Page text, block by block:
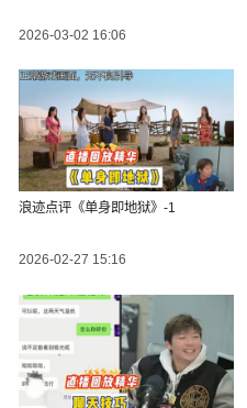
2026-03-02 16:06
浪迹点评《单身即地狱》-1
2026-02-27 15:16